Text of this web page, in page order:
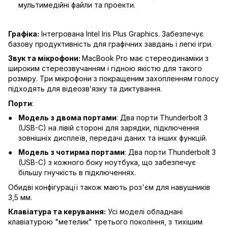
мультимедійні файли та проекти.
Графіка: Інтегрована Intel Iris Plus Graphics. Забезпечує
базову продуктивність для графічних завдань і легкі ігри.
Звук та мікрофони: MacBook Pro має стереодинаміки з
широким стереозвучанням і гідною якістю для такого
розміру. Три мікрофони з покращеним захопленням голосу
підходять для відеозвʼязку та диктування.
Порти:
Модель з двома портами: Два порти Thunderbolt 3
(USB-C) на лівій стороні для зарядки, підключення
зовнішніх дисплеїв, передачі даних та інших функцій.
Модель з чотирма портами: Два порти Thunderbolt 3
(USB-C) з кожного боку ноутбука, що забезпечує
більшу гнучкість в підключеннях.
Обидві конфігурації також мають роз'єм для навушників
3,5 мм.
Клавіатура та керування: Усі моделі обладнані
клавіатурою "метелик" третього покоління, з тихішим